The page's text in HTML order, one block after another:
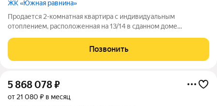
ЖК «Южная равнина»
Продается 2-комнатная квартира с индивидуальным
отоплением, расположенная на 13/14 в сданном доме
ВКУСНАЯ ЦЕНА!!!! СПЕШИТЕ!!! Рядом новый детский сад,
школа, несколько детских садов и школ
Позвонить
5 868 078₽
от 21 080 ₽ в месяц